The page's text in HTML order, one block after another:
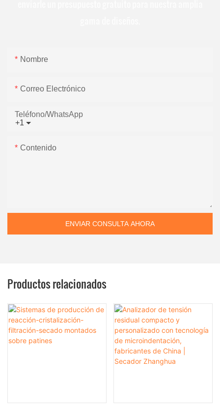
Nombre
Correo Electrónico
+1
Teléfono/WhatsApp
Contenido
ENVIAR CONSULTA AHORA
Productos relacionados